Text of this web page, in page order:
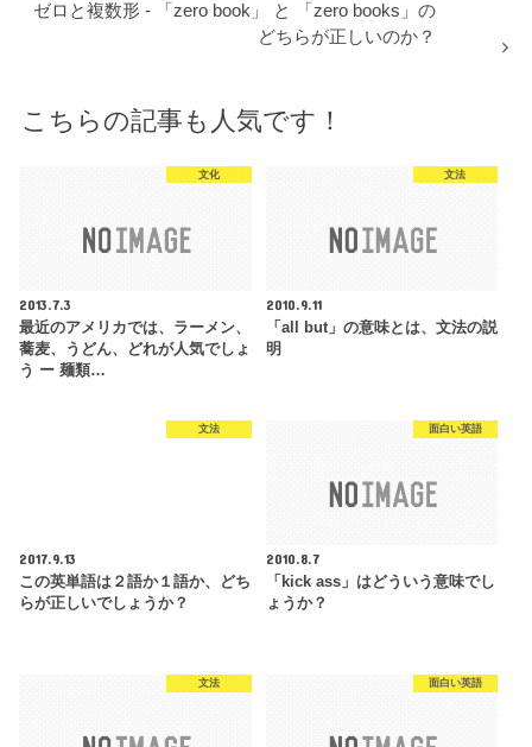
ゼロと複数形 - 「zero book」 と 「zero books」の
どちらが正しいのか？
こちらの記事も人気です！
文化
2013.7.3
最近のアメリカでは、ラーメン、
蕎麦、うどん、どれが人気でしょ
う ー 麺類…
文法
2010.9.11
「all but」の意味とは、文法の説
明
文法
2017.9.13
この英単語は２語か１語か、どち
らが正しいでしょうか？
面白い英語
2010.8.7
「kick ass」はどういう意味でし
ょうか？
文法 面白い英語